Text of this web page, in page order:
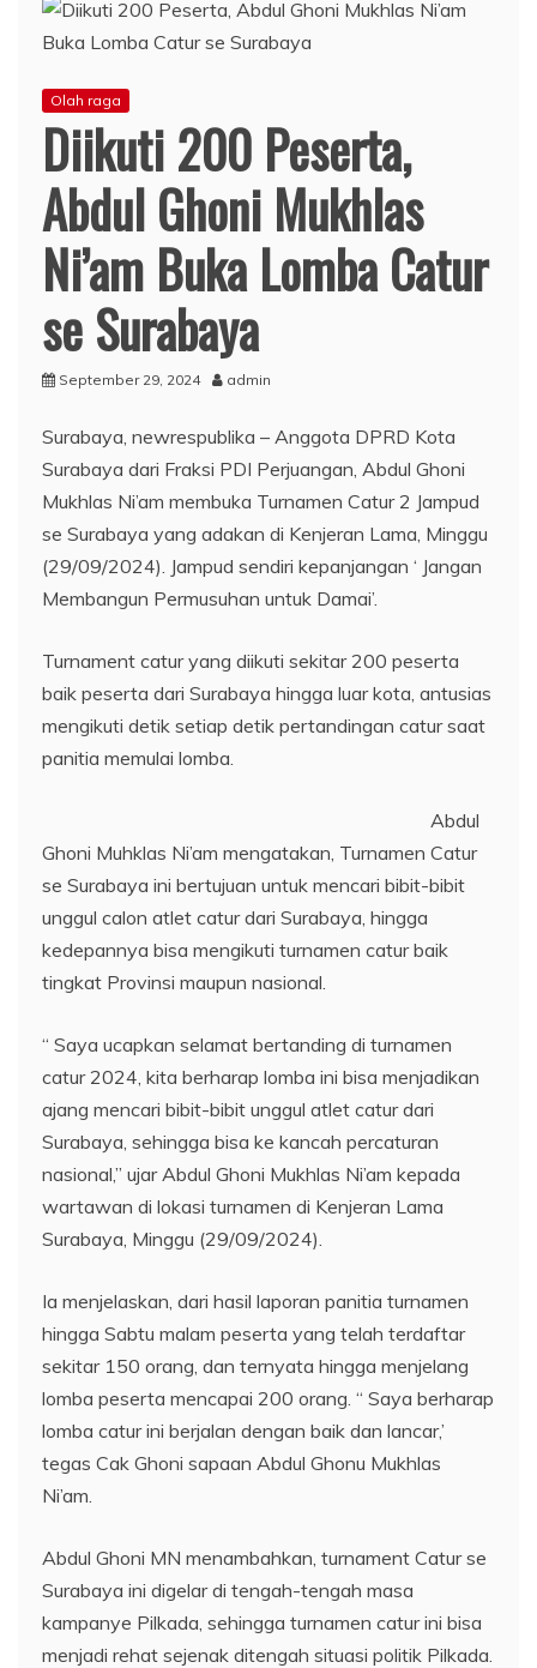
Olah raga
Diikuti 200 Peserta,
Abdul Ghoni Mukhlas
Ni’am Buka Lomba Catur
se Surabaya
September 29, 2024 admin
Surabaya, newrespublika – Anggota DPRD Kota
Surabaya dari Fraksi PDI Perjuangan, Abdul Ghoni
Mukhlas Ni’am membuka Turnamen Catur 2 Jampud
se Surabaya yang adakan di Kenjeran Lama, Minggu
(29/09/2024). Jampud sendiri kepanjangan ‘ Jangan
Membangun Permusuhan untuk Damai’.
Turnament catur yang diikuti sekitar 200 peserta
baik peserta dari Surabaya hingga luar kota, antusias
mengikuti detik setiap detik pertandingan catur saat
panitia memulai lomba.
Abdul
Ghoni Muhklas Ni’am mengatakan, Turnamen Catur
se Surabaya ini bertujuan untuk mencari bibit-bibit
unggul calon atlet catur dari Surabaya, hingga
kedepannya bisa mengikuti turnamen catur baik
tingkat Provinsi maupun nasional.
“ Saya ucapkan selamat bertanding di turnamen
catur 2024, kita berharap lomba ini bisa menjadikan
ajang mencari bibit-bibit unggul atlet catur dari
Surabaya, sehingga bisa ke kancah percaturan
nasional,” ujar Abdul Ghoni Mukhlas Ni’am kepada
wartawan di lokasi turnamen di Kenjeran Lama
Surabaya, Minggu (29/09/2024).
Ia menjelaskan, dari hasil laporan panitia turnamen
hingga Sabtu malam peserta yang telah terdaftar
sekitar 150 orang, dan ternyata hingga menjelang
lomba peserta mencapai 200 orang. “ Saya berharap
lomba catur ini berjalan dengan baik dan lancar,’
tegas Cak Ghoni sapaan Abdul Ghonu Mukhlas
Ni’am.
Abdul Ghoni MN menambahkan, turnament Catur se
Surabaya ini digelar di tengah-tengah masa
kampanye Pilkada, sehingga turnamen catur ini bisa
menjadi rehat sejenak ditengah situasi politik Pilkada.